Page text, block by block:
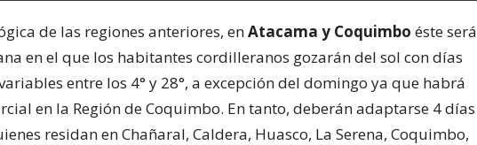
de las regiones anteriores, enAtacama y Coquimbo éste será
en el que los habitantes cordilleranos gozarán del sol con días
entre los 4° y 28°, a excepción del domingo ya que habrá
en la Región de Coquimbo. En tanto, deberán adaptarse 4 días
residan en Chañaral, Caldera, Huasco, La Serena, Coquimbo,